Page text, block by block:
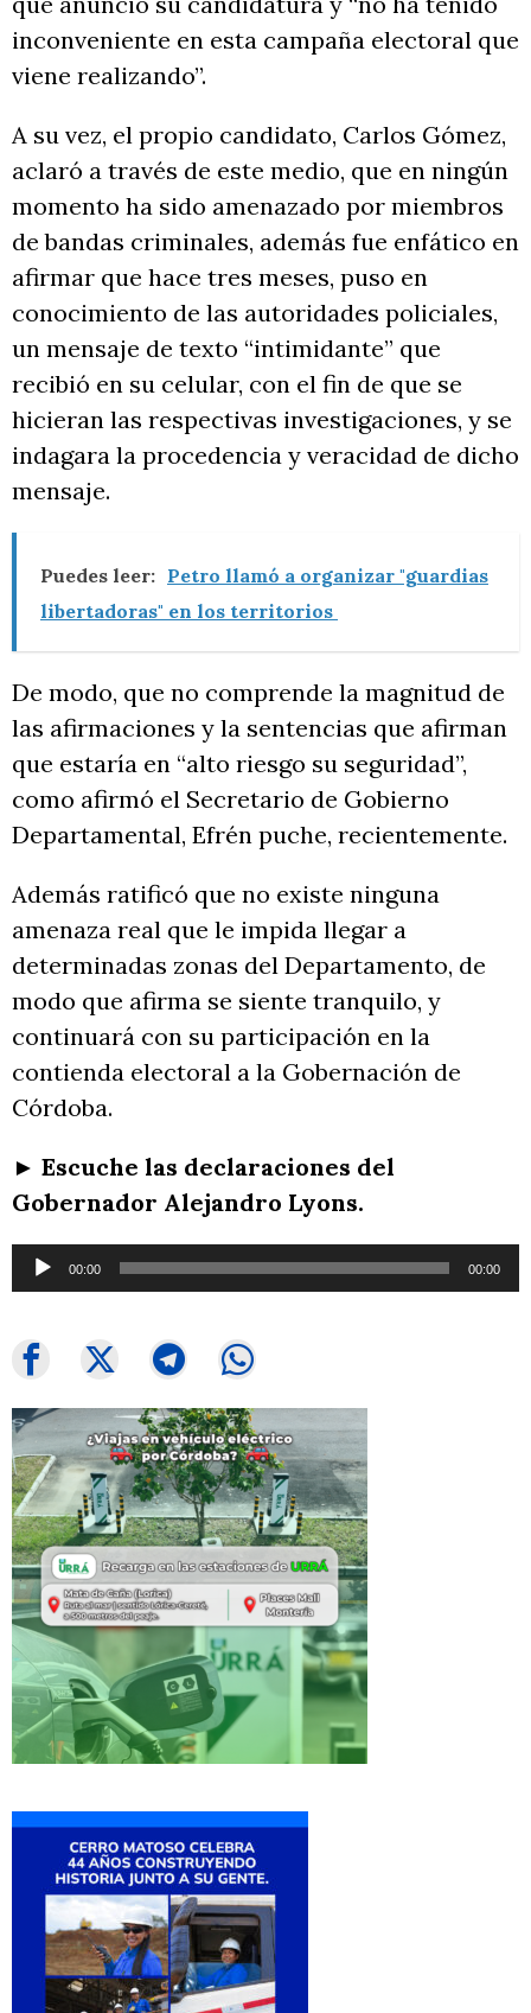
inconveniente en esta campaña electoral que
viene realizando”.
A su vez, el propio candidato, Carlos Gómez,
aclaró a través de este medio, que en ningún
momento ha sido amenazado por miembros
de bandas criminales, además fue enfático en
afirmar que hace tres meses, puso en
conocimiento de las autoridades policiales,
un mensaje de texto “intimidante” que
recibió en su celular, con el fin de que se
hicieran las respectivas investigaciones, y se
indagara la procedencia y veracidad de dicho
mensaje.
Puedes leer: Petro llamó a organizar "guardias
libertadoras" en los territorios
De modo, que no comprende la magnitud de
las afirmaciones y la sentencias que afirman
que estaría en “alto riesgo su seguridad”,
como afirmó el Secretario de Gobierno
Departamental, Efrén puche, recientemente.
Además ratificó que no existe ninguna
amenaza real que le impida llegar a
determinadas zonas del Departamento, de
modo que afirma se siente tranquilo, y
continuará con su participación en la
contienda electoral a la Gobernación de
Córdoba.
► Escuche las declaraciones del
Gobernador Alejandro Lyons.
Reproductor
de
00:00 00:00